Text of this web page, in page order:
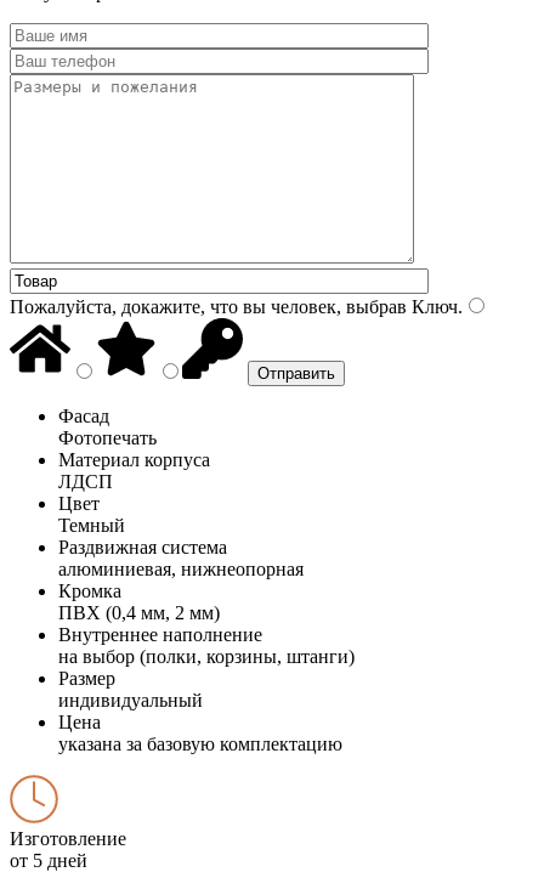
Пожалуйста, докажите, что вы человек, выбрав Ключ.
Фасад
Фотопечать
Материал корпуса
ЛДСП
Цвет
Темный
Раздвижная система
алюминиевая, нижнеопорная
Кромка
ПВХ (0,4 мм, 2 мм)
Внутреннее наполнение
на выбор (полки, корзины, штанги)
Размер
индивидуальный
Цена
указана за базовую комплектацию
Изготовление
от 5 дней